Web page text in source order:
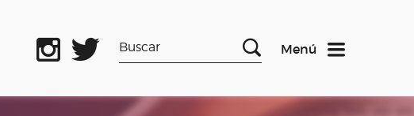
Menú